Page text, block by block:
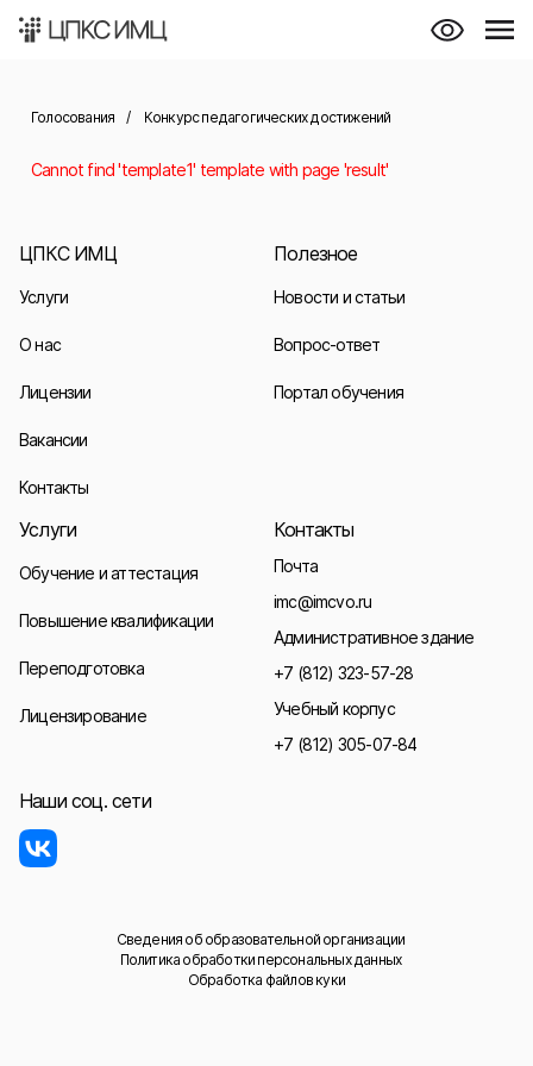
Голосования / Конкурс педагогических достижений
Cannot find 'template1' template with page 'result'
ЦПКС ИМЦ
Услуги
О нас
Лицензии
Вакансии
Контакты
Полезное
Новости и статьи
Вопрос-ответ
Портал обучения
Услуги
Обучение и аттестация
Повышение квалификации
Переподготовка
Лицензирование
Контакты
Почта
imc@imcvo.ru
Административное здание
+7 (812) 323-57-28
Учебный корпус
+7 (812) 305-07-84
Наши соц. сети
Сведения об образовательной организации
Политика обработки персональных данных
Обработка файлов куки